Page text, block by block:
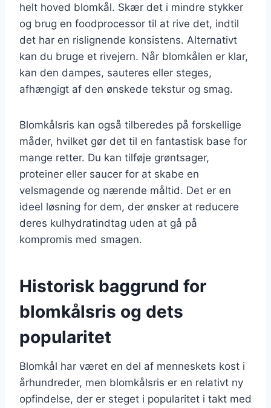
helt hoved blomkål. Skær det i mindre stykker
og brug en foodprocessor til at rive det, indtil
det har en rislignende konsistens. Alternativt
kan du bruge et rivejern. Når blomkålen er klar,
kan den dampes, sauteres eller steges,
afhængigt af den ønskede tekstur og smag.
Blomkålsris kan også tilberedes på forskellige
måder, hvilket gør det til en fantastisk base for
mange retter. Du kan tilføje grøntsager,
proteiner eller saucer for at skabe en
velsmagende og nærende måltid. Det er en
ideel løsning for dem, der ønsker at reducere
deres kulhydratindtag uden at gå på
kompromis med smagen.
Historisk baggrund for
blomkålsris og dets
popularitet
Blomkål har været en del af menneskets kost i
århundreder, men blomkålsris er en relativt ny
opfindelse, der er steget i popularitet i takt med